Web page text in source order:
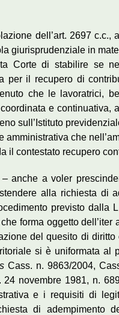
dell’art. 2697 c.c.,
giurisprudenziale in
Corte di stabilire se
per il recupero di
che le lavoratrici,
e continuativa,
sull’Istituto
che
il contestato recupero
anche a voler
alla richiesta di
previsto dalla
forma oggetto dell’iter
del quesito di diritto
si è uniformata al
Cass. n. 9863/2004,
novembre 1981, n.
e i requisiti di
di adempimento